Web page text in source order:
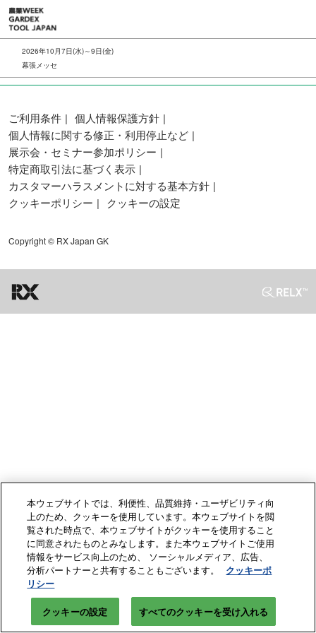
ス
キ
ッ
し
進
む
2026年10月7日(水)～9日(金)
幕張メッセ
ご利用条件
個人情報保護方針
個人情報に関する修正・利用停止など
展示会・セミナー参加ポリシー
特定商取引法に基づく表示
カスタマーハラスメントに対する基本方針
クッキーポリシー
クッキーの設定
Copyright © RX Japan GK
本ウェブサイトでは、利便性、品質維持・ユーザビリティ向
上のため、クッキーを使用しています。本ウェブサイトを閲
覧された時点で、本ウェブサイトがクッキーを使用すること
に同意されたものとみなします。また本ウェブサイトご使用
情報をサービス向上のため、 ソーシャルメディア、広告、
分析パートナーと共有することもございます。
クッキーポ
リシー
クッキーの設定 すべてのクッキーを受け入れる